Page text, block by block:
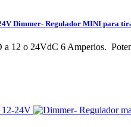
Dimmer- Regulador MINI para
12 o 24VdC 6 Amperios.